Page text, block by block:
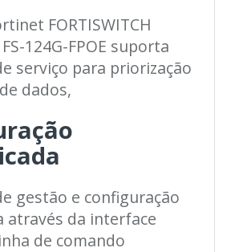
FORTISWITCH
124G-FPOE suporta
serviço para priorização
dados,
gestão e configuração
através da interface
de comando